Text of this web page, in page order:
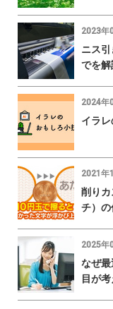
2023年
ニス
でを解
2024年
イラ
2021年
削り
チ）の
2025年
なぜ
目が考